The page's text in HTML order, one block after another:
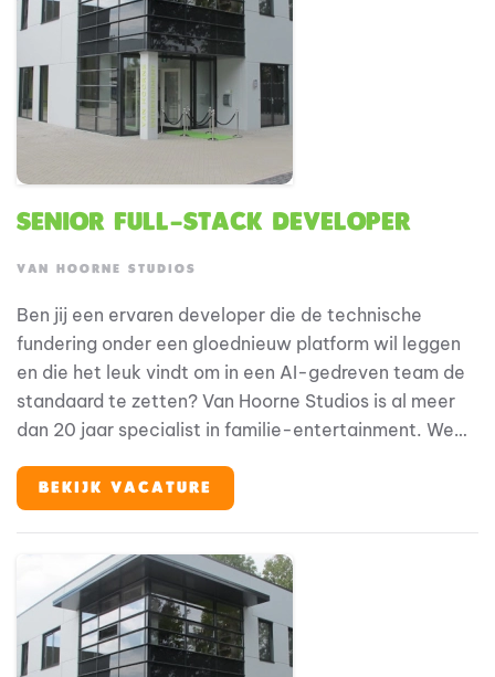
Senior Full-Stack Developer
VAN HOORNE STUDIOS
Ben jij een ervaren developer die de technische
fundering onder een gloednieuw platform wil leggen
en die het leuk vindt om in een AI-gedreven team de
standaard te zetten? Van Hoorne Studios is al meer
dan 20 jaar specialist in familie-entertainment. We
hun helden te ontmoeten, op elke plek en elk
moment. We zijn eigenaar van geliefde merken als
vanuit een 360°-visie: van theatervoorstellingen,
films en tv tot merchandise, licensing en onze eigen
parken en resorts (Avonturenboerderij Molenwaard,
Familie Resort Molenwaard en De Tovertuin). We
BEKIJK VACATURE